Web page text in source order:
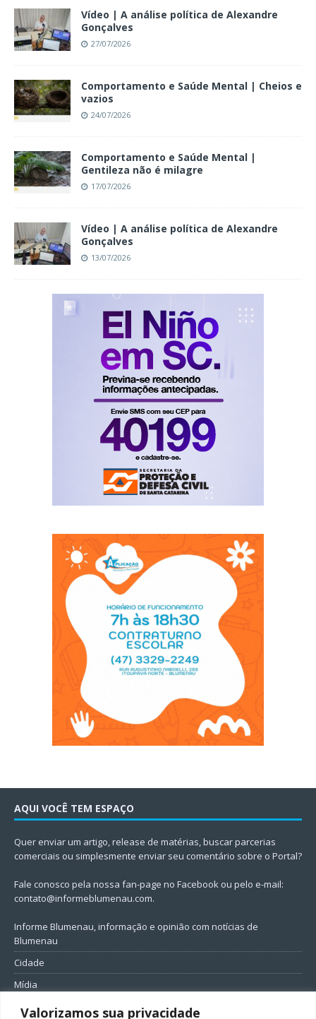
Valorizamos sua privacidade
Vídeo | A análise política de Alexandre
Gonçalves
27/07/2026
Comportamento e Saúde Mental | Cheios e
vazios
24/07/2026
Comportamento e Saúde Mental |
Gentileza não é milagre
17/07/2026
Vídeo | A análise política de Alexandre
Gonçalves
13/07/2026
AQUI VOCÊ TEM ESPAÇO
Quer enviar um artigo, release de matérias, buscar parcerias
comerciais ou simplesmente enviar seu comentário sobre o Portal?
Fale conosco pela nossa fan-page no Facebook ou pelo e-mail:
contato@informeblumenau.com.
Informe Blumenau, informação e opinião com notícias de
Blumenau
Cidade
Mídia
Entretenimento